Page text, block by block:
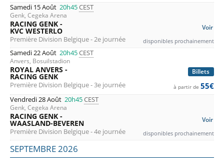
Samedi 15 Août 20h45CEST
Genk, Cegeka Arena
Voir
RACING GENK -
KVC WESTERLO
Première Division Belgique - 2e journée disponibles prochainement
Samedi 22 Août 20h45CEST
Anvers, Bosuilstadion
Billets
ROYAL ANVERS -
RACING GENK
Première Division Belgique - 3e journée à partir de 55€
Vendredi 28 Août 20h45CEST
Genk, Cegeka Arena
Voir
RACING GENK -
WAASLAND-BEVEREN
Première Division Belgique - 4e journée disponibles prochainement
SEPTEMBRE 2026